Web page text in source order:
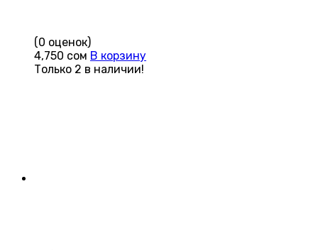
(0 оценок)
4,750 сом В корзину
Только 2 в наличии!